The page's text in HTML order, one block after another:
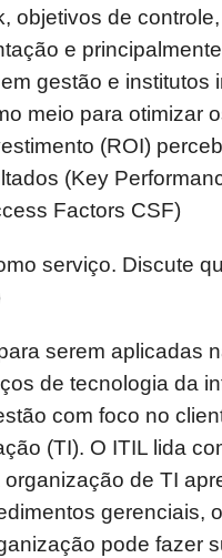
objetivos de
e
gestão e institutos
meio para otimizar
(ROI)
(Key
Factors CSF)
serviço. Discute
serem aplicadas
de tecnologia da
com foco no
(TI). O ITIL lida
de TI
gerenciais,
pode fazer